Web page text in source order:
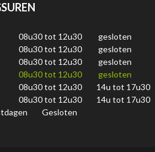
08u30 tot 12u30
gesloten
08u30 tot 12u30
gesloten
08u30 tot 12u30
gesloten
08u30 tot 12u30
gesloten
08u30 tot 12u30
14u tot 17u30
08u30 tot 12u30
14u tot 17u30
Gesloten